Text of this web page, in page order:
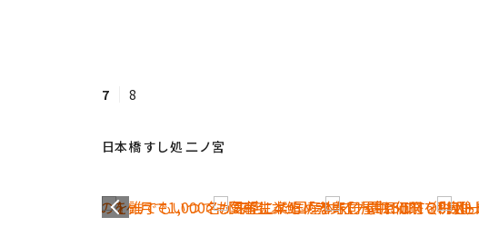
7 8
日本橋 すし処 二ノ宮